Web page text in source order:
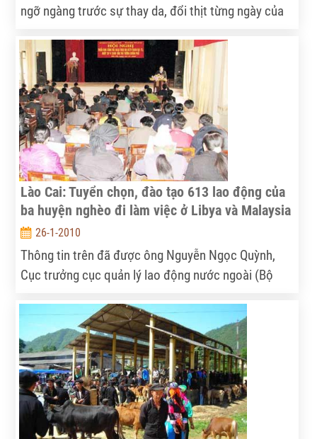
ngỡ ngàng trước sự thay da, đổi thịt từng ngày của
Lào Cai: Tuyển chọn, đào tạo 613 lao động của
ba huyện nghèo đi làm việc ở Libya và Malaysia
26-1-2010
Thông tin trên đã được ông Nguyễn Ngọc Quỳnh,
Cục trưởng cục quản lý lao động nước ngoài (Bộ
làm việc với ban chỉ đạo xuất khẩu lao động tỉnh Lào
Cai.